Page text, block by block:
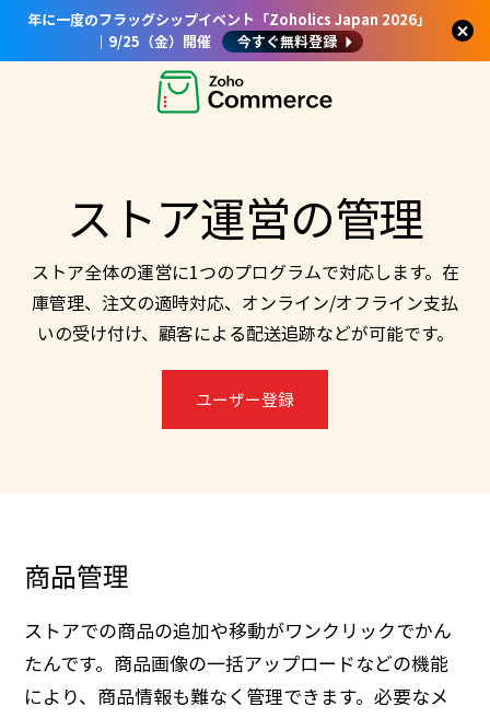
年に一度のフラッグシップイベント「Zoholics Japan 2026」
｜9/25（金）開催
今すぐ無料登録
ストア運営の管理
ストア全体の運営に1つのプログラムで対応します。在
庫管理、注文の適時対応、オンライン/オフライン支払
いの受け付け、顧客による配送追跡などが可能です。
ユーザー登録
商品管理
ストアでの商品の追加や移動がワンクリックでかん
たんです。商品画像の一括アップロードなどの機能
により、商品情報も難なく管理できます。必要なメ